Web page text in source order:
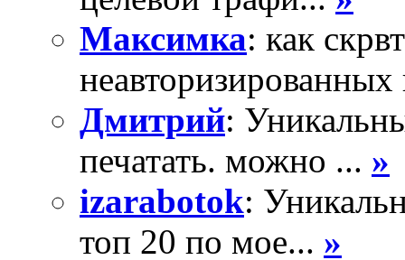
Максимка: как
неавторизированных
Дмитрий:
печатать. можно ... »
izarabotok:
топ 20 по мое... »